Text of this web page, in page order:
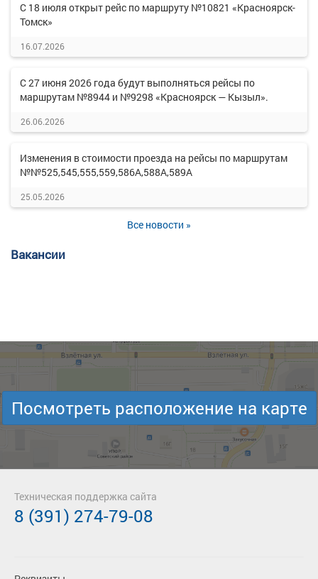
С 18 июля открыт рейс по маршруту №10821 «Красноярск-
Томск»
16.07.2026
С 27 июня 2026 года будут выполняться рейсы по
маршрутам №8944 и №9298 «Красноярск — Кызыл».
26.06.2026
Изменения в стоимости проезда на рейсы по маршрутам
№№525,545,555,559,586А,588А,589А
25.05.2026
Все новости »
Вакансии
Посмотреть расположение на карте
Техническая поддержка сайта
8 (391) 274-79-08